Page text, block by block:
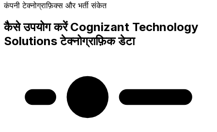
कंपनी टेक्नोग्राफ़िक्स और भर्ती संकेत
कैसे उपयोग करें Cognizant Technology
Solutions टेक्नोग्राफ़िक डेटा